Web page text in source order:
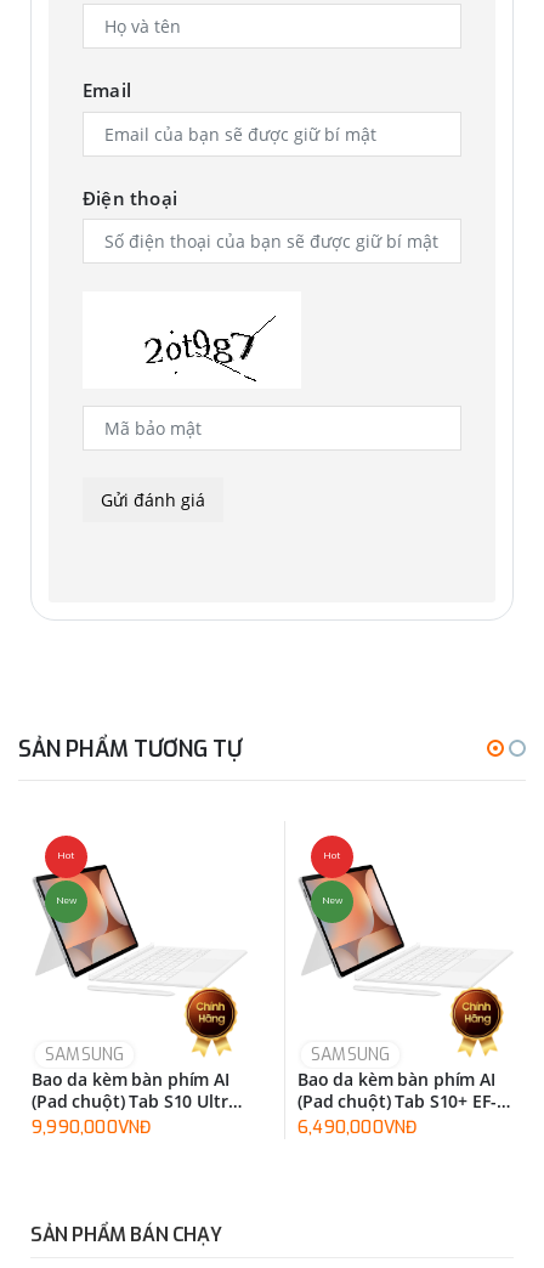
Email
Điện thoại
SẢN PHẨM TƯƠNG TỰ
Hot
New
SAMSUNG
Bao da kèm bàn phím AI
(Pad chuột) Tab S10 Ultra
EF-DX925UBEGWW
9,990,000VNĐ
Hot
New
SAMSUNG
Bao da kèm bàn phím AI
(Pad chuột) Tab S10+ EF-
DX825UWEGWW
6,490,000VNĐ
SẢN PHẨM BÁN CHẠY